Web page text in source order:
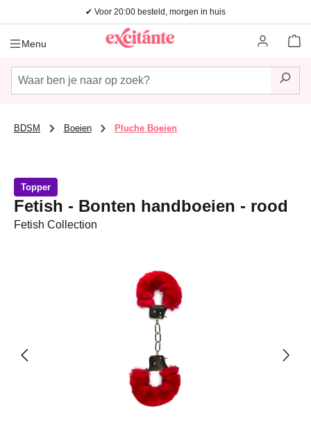
Ga naar de hoofdinhoud✔ Voor 20:00 besteld, morgen in huis
Menu
BDSM Boeien Pluche Boeien
Topper
Fetish - Bonten handboeien - rood
Fetish Collection
Afbeeldingengalerij overslaan